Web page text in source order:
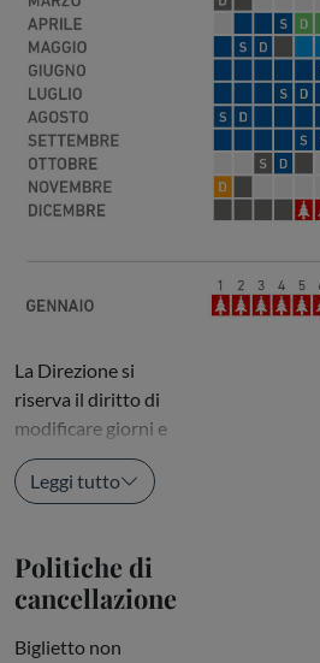
La Direzione si
riserva il diritto di
modificare giorni e
orari di...
Leggi tutto
Politiche di
cancellazione
Biglietto non